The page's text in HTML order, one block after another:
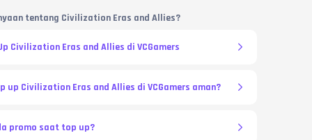
tentang Civilization Eras and Allies?
Civilization Eras and Allies di VCGamers
up Civilization Eras and Allies di VCGamers aman?
promo saat top up?